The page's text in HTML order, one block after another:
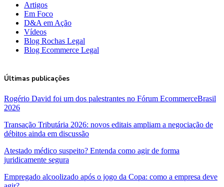
Artigos
Em Foco
D&A em Ação
Vídeos
Blog Rochas Legal
Blog Ecommerce Legal
Últimas publicações
Rogério David foi um dos palestrantes no Fórum EcommerceBrasil
2026
Transação Tributária 2026: novos editais ampliam a negociação de
débitos ainda em discussão
Atestado médico suspeito? Entenda como agir de forma
juridicamente segura
Empregado alcoolizado após o jogo da Copa: como a empresa deve